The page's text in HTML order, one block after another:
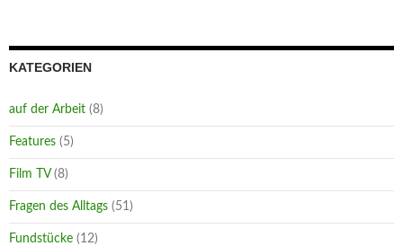
KATEGORIEN
auf der Arbeit (8)
Features (5)
Film TV(8)
Fragen des Alltags (51)
Fundstücke (12)